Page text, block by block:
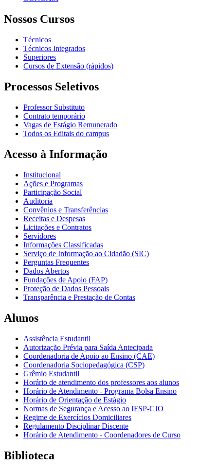
Nossos Cursos
Técnicos
Técnicos Integrados
Superiores
Cursos de Extensão (rápidos)
Processos Seletivos
Professor Substituto
Contrato temporário
Vagas de Estágio Remunerado
Todos os Editais do campus
Acesso à Informação
Institucional
Ações e Programas
Participação Social
Auditoria
Convênios e Transferências
Receitas e Despesas
Licitações e Contratos
Servidores
Informações Classificadas
Serviço de Informação ao Cidadão (SIC)
Perguntas Frequentes
Dados Abertos
Fundações de Apoio (FAP)
Proteção de Dados Pessoais
Transparência e Prestação de Contas
Alunos
Assistência Estudantil
Autorização Prévia para Saída Antecipada
Coordenadoria de Apoio ao Ensino (CAE)
Coordenadoria Sociopedagógica (CSP)
Grêmio Estudantil
Horário de atendimento dos professores aos alunos
Horário de Atendimento - Programa Bolsa Ensino
Horário de Orientação de Estágio
Normas de Segurança e Acesso ao IFSP-CJO
Regime de Exercícios Domiciliares
Regulamento Disciplinar Discente
Horário de Atendimento - Coordenadores de Curso
Biblioteca